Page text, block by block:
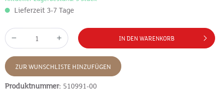
Lieferzeit 3-7 Tage
IN DEN WARENKORB
ZUR WUNSCHLISTE HINZUFÜGEN
Produktnummer: 510991-00